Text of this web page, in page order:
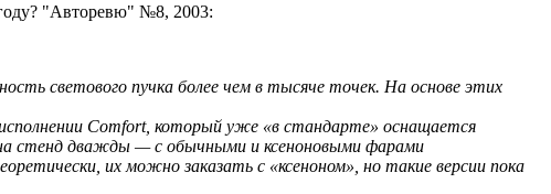
"Авторевю" №8, 2003:
светового пучка более чем в тысяче точек. На основе этих
Comfort, который уже «в стандарте» оснащается
стенд дважды — с обычными и ксеноновыми фарами
их можно заказать с «ксеноном», но такие версии пока